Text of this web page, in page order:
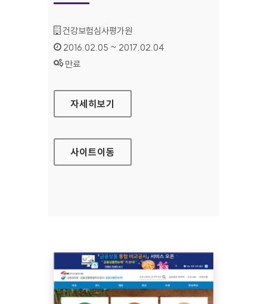
기관명 :
건강보험심사평가원
인증기간 :
2016.02.05 ~ 2017.02.04
상태 :
만료
건강보험심사평가원 홈페이지
자세히보기
사이트이동